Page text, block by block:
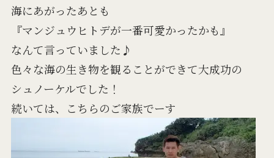
海にあがったあとも
『マンジュウヒトデが一番可愛かったかも』
なんて言っていました♪
色々な海の生き物を観ることができて大成功の
シュノーケルでした！
続いては、こちらのご家族でーす